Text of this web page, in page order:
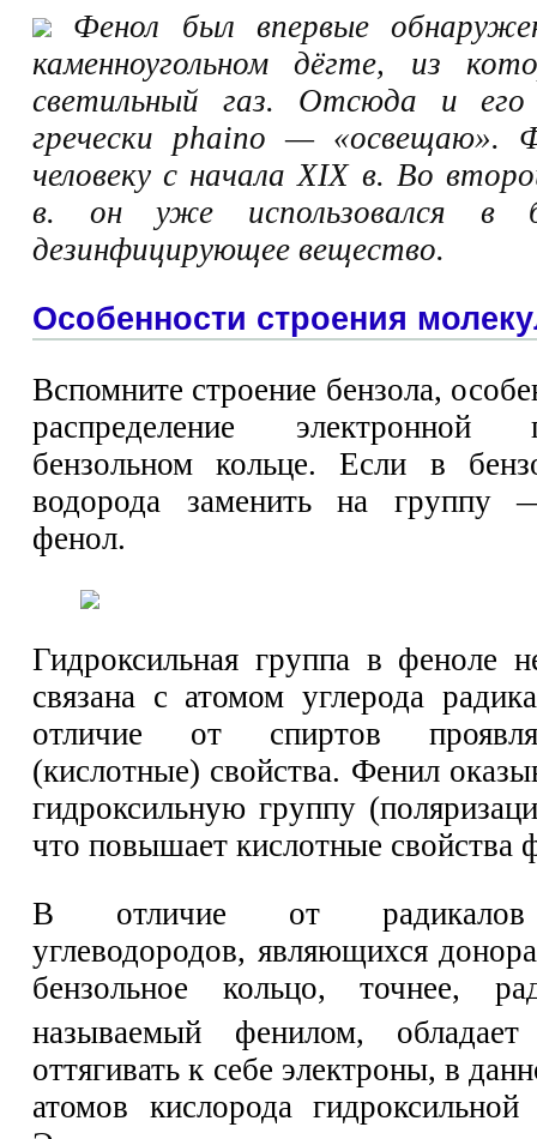
Фенол был впервые
каменноугольном дёгте, из
светильный газ. Отсюда и его
гречески phaino — «освещаю».
человеку с начала XIX в. Во
в. он уже использовался в
дезинфицирующее вещество.
Особенности строения
Вспомните строение бензола,
распределение
бензольном кольце. Если в
водорода заменить на
фенол.
Гидроксильная группа в феноле
связана с атомом углерода
отличие от спиртов
(кислотные) свойства. Фенил
гидроксильную группу
что повышает кислотные свойства
В отличие от радикалов
углеводородов, являющихся
бензольное кольцо, точнее,
называемый фенилом, обладает
оттягивать к себе электроны, в
атомов кислорода